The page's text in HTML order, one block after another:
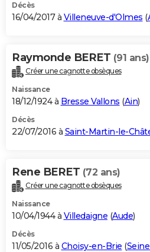
Décès
16/04/2017 à Villeneuve-d'Olmes (
Raymonde BERET (91 ans)
Créer une cagnotte obsèques
Naissance
18/12/1924 à Bresse Vallons (Ain)
Décès
22/07/2016 à Saint-Martin-le-
Rene BERET (72 ans)
Créer une cagnotte obsèques
Naissance
10/04/1944 à Villedaigne (Aude)
Décès
11/05/2016 à Choisy-en-Brie (